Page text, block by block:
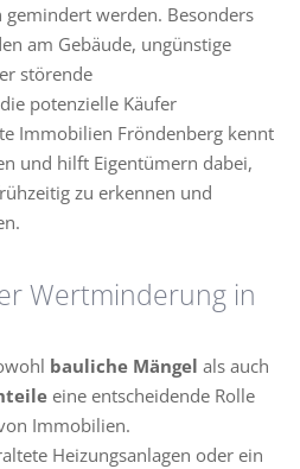
werden. Besonders
am Gebäude, ungünstige
störende
potenzielle Käufer
Immobilien Fröndenberg kennt
und hilft Eigentümern dabei,
zu erkennen und
Wertminderung in
bauliche Mängel als auch
eine entscheidende Rolle
Immobilien.
Heizungsanlagen oder ein